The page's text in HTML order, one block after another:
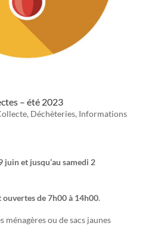
– été 2023
, Déchèteries, Informations
juin et jusqu’au samedi 2
de 7h00 à 14h00.
ménagères ou de sacs jaunes